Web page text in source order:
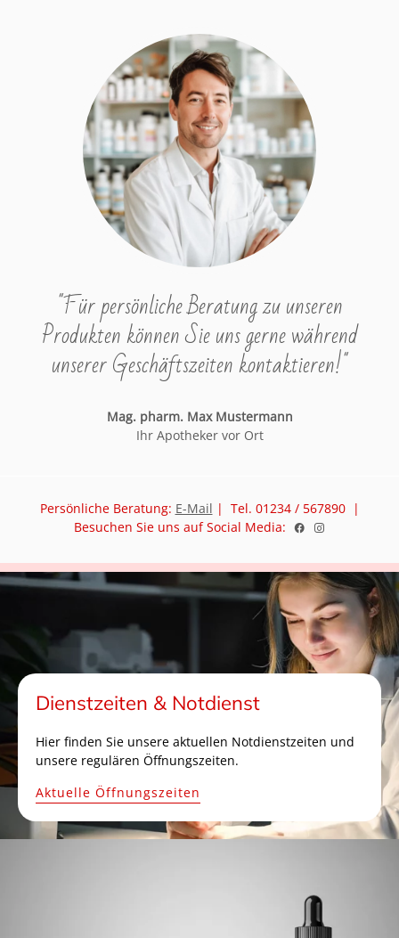
"Für persönliche Beratung zu unseren
Produkten können Sie uns gerne während
unserer Geschäftszeiten kontaktieren!"
Mag. pharm. Max Mustermann
Ihr Apotheker vor Ort
Persönliche Beratung: E-Mail | Tel. 01234 / 567890 |
Besuchen Sie uns auf Social Media:
Dienstzeiten & Notdienst
Hier finden Sie unsere aktuellen Notdienstzeiten und
unsere regulären Öffnungszeiten.
Aktuelle Öffnungszeiten